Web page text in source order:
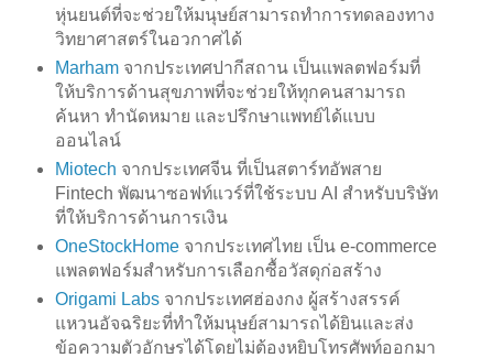
หุ่นยนต์ที่จะช่วยให้มนุษย์สามารถทำการทดลองทาง
วิทยาศาสตร์ในอวกาศได้
Marhamจากประเทศปากีสถาน เป็นแพลตฟอร์มที่
ให้บริการด้านสุขภาพที่จะช่วยให้ทุกคนสามารถ
ค้นหา ทำนัดหมาย และปรึกษาแพทย์ได้แบบ
ออนไลน์
Miotech จากประเทศจีน ที่เป็นสตาร์ทอัพสาย
Fintech พัฒนาซอฟท์แวร์ที่ใช้ระบบ AI สำหรับบริษัท
ที่ให้บริการด้านการเงิน
OneStockHomeจากประเทศไทย เป็น e-commerce
แพลตฟอร์มสำหรับการเลือกซื้อวัสดุก่อสร้าง
Origami Labsจากประเทศฮ่องกง ผู้สร้างสรรค์
แหวนอัจฉริยะที่ทำให้มนุษย์สามารถได้ยินและส่ง
ข้อความตัวอักษรได้โดยไม่ต้องหยิบโทรศัพท์ออกมา